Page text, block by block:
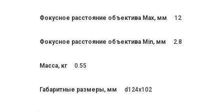
Фокусное расстояние объектива Max, мм 12
Фокусное расстояние объектива Min, мм 2.8
Масса, кг 0.55
Габаритные размеры, мм d124x102